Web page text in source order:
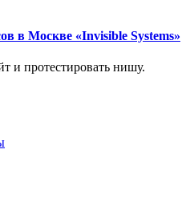
в Москве «Invisible Systems»
и протестировать нишу.